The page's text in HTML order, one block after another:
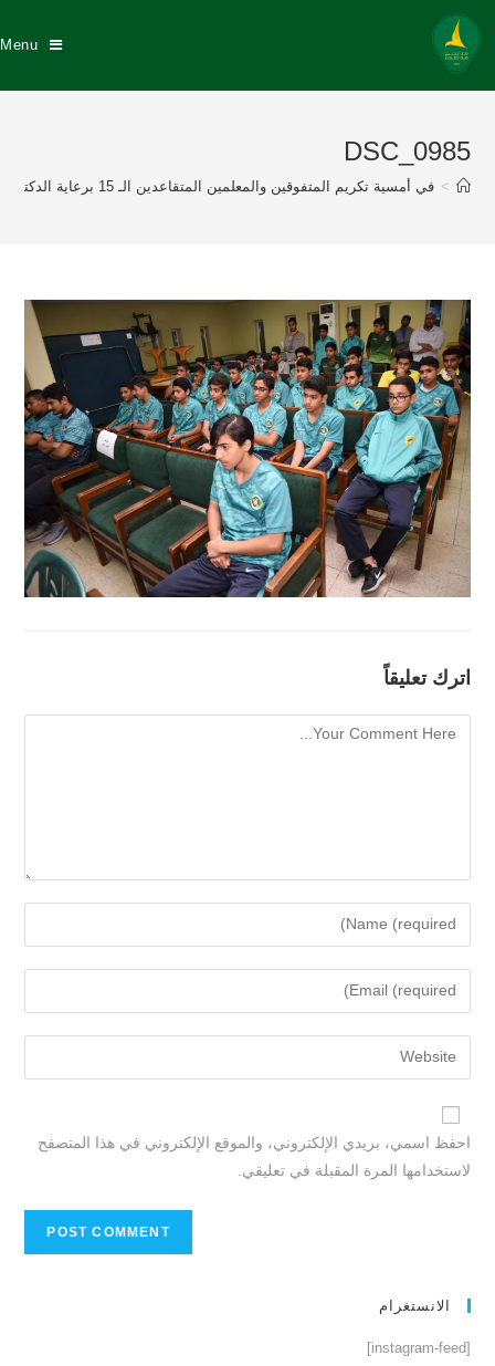
Menu
DSC_0985
> في أمسية تكريم المتفوقين والمعلمين المتقاعدين الـ 15 برعاية الدكتور عبد الله السيهاتي وبحضور نزيه النصر عضو إتحاد القدم إدارة نادي الخليج تكرم 175 طالباً متفوقاً منهم 57 خلجاوي وتكريم 8 معلمين
اترك تعليقاً
احفظ اسمي، بريدي الإلكتروني، والموقع الإلكتروني في هذا المتصفح
لاستخدامها المرة المقبلة في تعليقي.
الانستغرام
[instagram-feed]